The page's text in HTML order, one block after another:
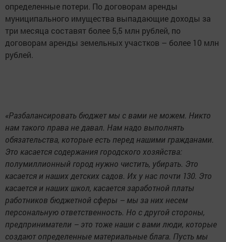
определенные потери. По договорам аренды
муниципального имущества выпадающие доходы за
три месяца составят более 5,5 млн рублей, по
договорам аренды земельных участков – более 10 млн
рублей.
«Разбалансировать бюджет мы с вами не можем. Никто
нам такого права не давал. Нам надо выполнять
обязательства, которые есть перед нашими гражданами.
Это касается содержания городского хозяйства:
полумиллионный город нужно чистить, убирать. Это
касается и наших детских садов. Их у нас почти 130. Это
касается и наших школ, касается заработной платы
работников бюджетной сферы – мы за них несем
персональную ответственность. Но с другой стороны,
предприниматели – это тоже наши с вами люди, которые
создают определенные материальные блага. Пусть мы